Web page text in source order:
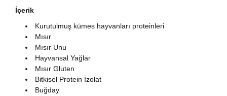
İçerik
Kurutulmuş kümes hayvanları proteinleri
Mısır
Mısır Unu
Hayvansal Yağlar
Mısır Gluten
Bitkisel Protein İzolat
Buğday